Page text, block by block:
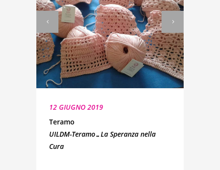
12 GIUGNO 2019
Teramo
UILDM-Teramo…La Speranza nella
Cura